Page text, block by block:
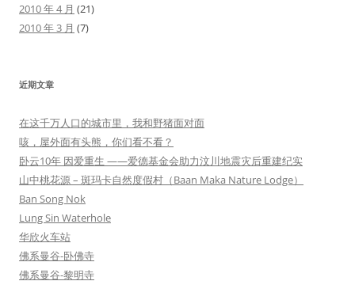
2010 年 4 月 (21)
2010 年 3 月 (7)
近期文章
在这千万人口的城市里，我和野猪面对面
咳，屋外面有头熊，你们看不看？
卧云10年 因爱重生 ——爱德基金会助力汶川地震灾后重建纪实
山中桃花源 – 斑玛卡自然度假村（Baan Maka Nature Lodge）
Ban Song Nok
Lung Sin Waterhole
华欣火车站
佛系曼谷-卧佛寺
佛系曼谷-黎明寺